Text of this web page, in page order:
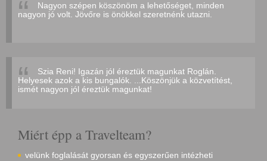
Nagyon szépen köszönöm a lehetőséget, minden
nagyon jó volt. Jövőre is önökkel szeretnénk utazni.
Szia Reni! Igazán jól éreztük magunkat Roglán.
Helyesek azok a kis bungalók. ...Köszönjük a közvetítést,
ismét nagyon jól éreztük magunkat!
Miért épp a Travelteam?
velünk foglalását gyorsan és egyszerűen intézheti